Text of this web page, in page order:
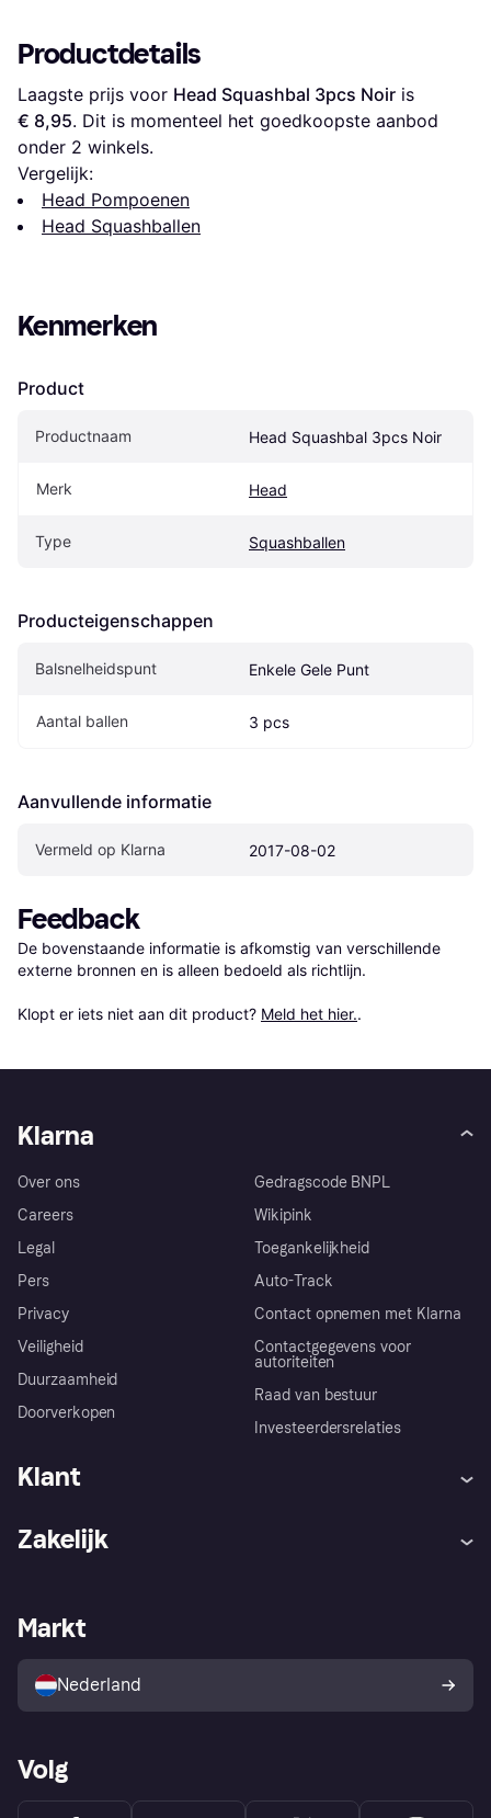
Productdetails
Laagste prijs voor Head Squashbal 3pcs Noir
€ 8,95. Dit is momenteel het goedkoopste aanbod
onder 2 winkels.
Vergelijk:
Head Pompoenen
Head Squashballen
Kenmerken
Product
Productnaam Head Squashbal 3pcs Noir
Merk Head
Type Squashballen
Producteigenschappen
Balsnelheidspunt Enkele Gele Punt
Aantal ballen 3 pcs
Aanvullende informatie
Vermeld op Klarna 2017-08-02
Feedback
De bovenstaande informatie is afkomstig van verschillende
externe bronnen en is alleen bedoeld als richtlijn.
Klopt er iets niet aan dit product? Meld het hier..
Klarna
Over ons
Careers
Legal
Pers
Privacy
Veiligheid
Duurzaamheid
Doorverkopen
Gedragscode BNPL
Wikipink
Toegankelijkheid
Auto-Track
Contact opnemen met Klarna
Contactgegevens voor
autoriteiten
Raad van bestuur
Investeerdersrelaties
Klant
Winkeloverzicht
Kopersbescherming voor
consumenten
Zakelijk
Zakelijke login
Markt
Nederland
Volg